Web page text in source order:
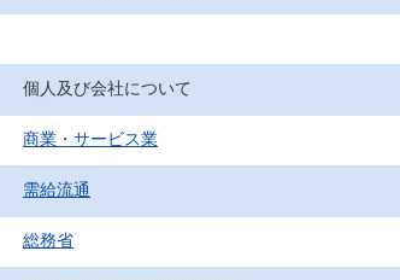
個人及び会社について
商業・サービス業
需給流通
総務省